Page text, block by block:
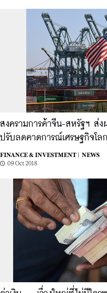
สงครามการค้าจีน-สหรัฐฯ ส่
ปรับลดคาดการณ์เศรษฐกิจโล
FINANCE & INVESTMENT |
NEWS
09 Oct 2018